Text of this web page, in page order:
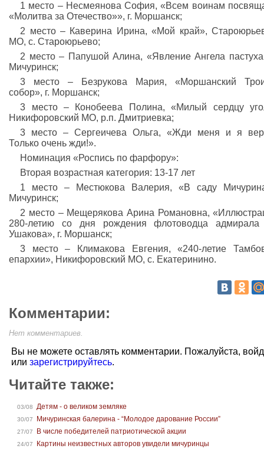
1 место – Несмеянова София, «Всем воинам
«Молитва за Отечество»», г. Моршанск;
2 место – Каверина Ирина, «Мой край»,
МО, с. Староюрьево;
2 место – Папушой Алина, «Явление Ангела
Мичуринск;
3 место – Безрукова Мария, «Моршанский
собор», г. Моршанск;
3 место – Конобеева Полина, «Милый сердцу
Никифоровский МО, р.п. Дмитриевка;
3 место – Сергеичева Ольга, «Жди меня и я
Только очень жди!».
Номинация «Роспись по фарфору»:
Вторая возрастная категория: 13-17 лет
1 место – Местюкова Валерия, «В саду
Мичуринск;
2 место – Мещерякова Арина Романовна,
280-летию со дня рождения флотоводца
Ушакова», г. Моршанск;
3 место – Климакова Евгения, «240-летие
епархии», Никифоровский МО, с. Екатеринино.
Комментарии:
Нет комментариев.
Вы не можете оставлять комментарии. Пожалуйста,
или зарегистрируйтесь.
Читайте также:
03/08 Детям - о великом земляке
30/07 Мичуринская балерина - “Молодое дарование России”
27/07 В числе победителей патриотической акции
24/07 Картины неизвестных авторов увидели мичуринцы